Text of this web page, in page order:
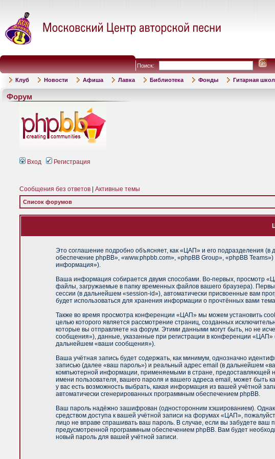
Поиск:
Клуб Новости Афиша Лавка Библиотека Фонды Гитарная
Форум
Вход Регистрация
Сообщения без ответов Активные темы
Список форумов
Это соглашение подробно объясняет, как «ЦАП» и его подразделения
обеспечение phpBB», «www.phpbb.com», «phpBB Group», «phpBB
информация»).
Ваша информация собирается двумя способами. Во-первых, просмотр
файлы, загружаемые в папку временных файлов вашего браузера).
сессии (в дальнейшем «session-id»), автоматически присвоенные вам
будет использоваться для хранения информации о прочтённых вами
Также во время просмотра конференции «ЦАП» мы можем установить
целью которого является рассмотрение страниц, созданных
которые вы отправляете на форум. Этими данными могут быть, но не
сообщения»), данные, указанные при регистрации в конференции
дальнейшем «ваши сообщения»).
Ваша учётная запись будет содержать, как минимум, однозначно
записью (далее «ваш пароль») и реальный адрес email (в дальнейшем
компьютерной информации, применяемыми в стране, предоставляющей
имени пользователя, вашего пароля и вашего адреса email, может быть
у вас есть возможность выбрать, какая информация из вашей учётной
автоматически сгенерированных программным обеспечением phpBB.
Ваш пароль надёжно зашифрован (односторонним хэшированием).
средством доступа к вашей учётной записи на форумах «ЦАП»,
лицо не вправе спрашивать ваш пароль. В случае, если вы забудете ваш
предусмотренной программным обеспечением phpBB. Вам будет
новый пароль для вашей учётной записи.